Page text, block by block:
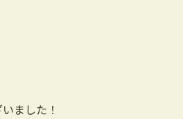
ました！